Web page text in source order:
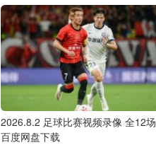
2026.8.2 足球比赛视频录像 全12场
百度网盘下载